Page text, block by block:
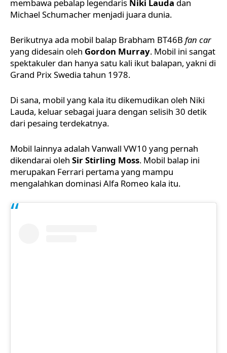
membawa pebalap legendaris Niki Lauda dan
Michael Schumacher menjadi juara dunia.
Berikutnya ada mobil balap Brabham BT46B fan car
yang didesain oleh Gordon Murray. Mobil ini sangat
spektakuler dan hanya satu kali ikut balapan, yakni di
Grand Prix Swedia tahun 1978.
Di sana, mobil yang kala itu dikemudikan oleh Niki
Lauda, keluar sebagai juara dengan selisih 30 detik
dari pesaing terdekatnya.
Mobil lainnya adalah Vanwall VW10 yang pernah
dikendarai oleh Sir Stirling Moss. Mobil balap ini
merupakan Ferrari pertama yang mampu
mengalahkan dominasi Alfa Romeo kala itu.